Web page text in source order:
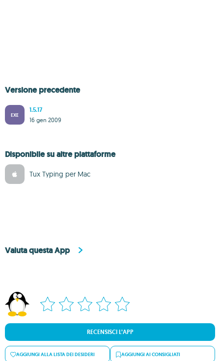
Versione precedente
EXE
1.5.17
16 gen 2009
Disponibile su altre piattaforme
Tux Typing per Mac
Valuta questa App
RECENSISCI L’APP
AGGIUNGI ALLA LISTA DEI DESIDERI AGGIUNGI AI CONSIGLIATI